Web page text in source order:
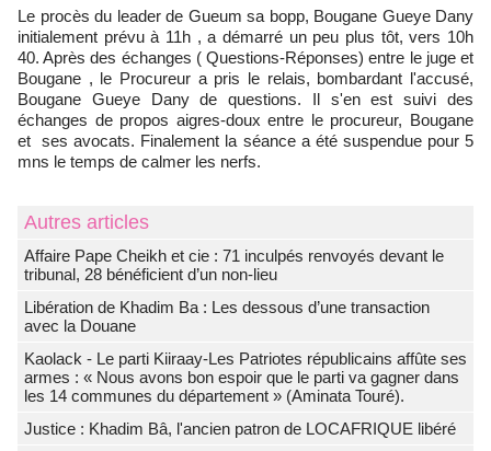
Le procès du leader de Gueum sa bopp, Bougane Gueye Dany
initialement prévu à 11h , a démarré un peu plus tôt, vers 10h
40. Après des échanges ( Questions-Réponses) entre le juge et
Bougane , le Procureur a pris le relais, bombardant l'accusé,
Bougane Gueye Dany de questions. Il s'en est suivi des
échanges de propos aigres-doux entre le procureur, Bougane
et ses avocats. Finalement la séance a été suspendue pour 5
mns le temps de calmer les nerfs.
Autres articles
Affaire Pape Cheikh et cie : 71 inculpés renvoyés devant le
tribunal, 28 bénéficient d’un non-lieu
Libération de Khadim Ba : Les dessous d’une transaction
avec la Douane
Kaolack - Le parti Kiiraay-Les Patriotes républicains affûte ses
armes : « Nous avons bon espoir que le parti va gagner dans
les 14 communes du département » (Aminata Touré).
Justice : Khadim Bâ, l'ancien patron de LOCAFRIQUE libéré